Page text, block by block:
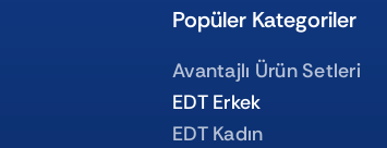
Popüler Kategoriler
Avantajlı Ürün Setleri
EDT Erkek
EDT Kadın